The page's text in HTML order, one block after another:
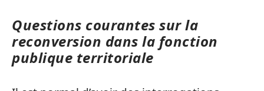
Questions courantes sur la
reconversion dans la fonction
publique territoriale